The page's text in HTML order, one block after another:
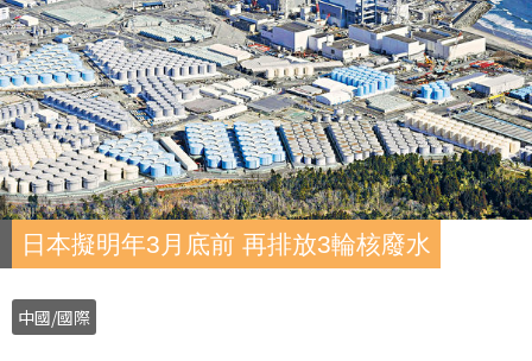
日本擬明年3月底前 再排放3輪核廢水
中國/國際